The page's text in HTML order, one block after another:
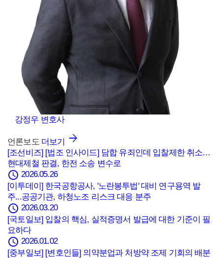
강정우 변호사
언론보도 더보기
[조선비즈] [법조 인사이드] 담합 유죄인데 입찰제한 취소…
현대제철 판결, 한전 소송 변수로
schedule 2026.05.26
[이투데이] 한국공항공사, '노란봉투법' 대비 연구용역 발
주...공공기관, 하청노조 리스크 대응 분주
schedule 2026.03.20
[국토일보] 입찰의 핵심, 실적증명서 발급에 대한 기준이 필
요하다
schedule 2026.01.02
[중부일보] [변호인들] 의약분업과 처방약 조제 기회의 배분